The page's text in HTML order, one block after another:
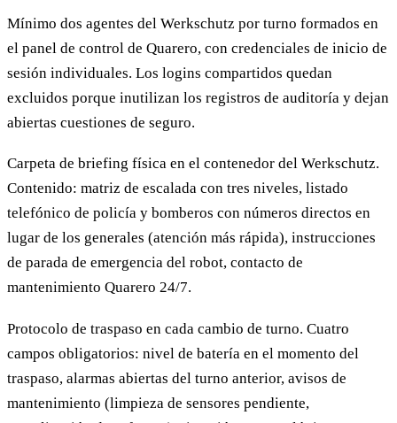
Mínimo dos agentes del Werkschutz por turno formados en
el panel de control de Quarero, con credenciales de inicio de
sesión individuales. Los logins compartidos quedan
excluidos porque inutilizan los registros de auditoría y dejan
abiertas cuestiones de seguro.
Carpeta de briefing física en el contenedor del Werkschutz.
Contenido: matriz de escalada con tres niveles, listado
telefónico de policía y bomberos con números directos en
lugar de los generales (atención más rápida), instrucciones
de parada de emergencia del robot, contacto de
mantenimiento Quarero 24/7.
Protocolo de traspaso en cada cambio de turno. Cuatro
campos obligatorios: nivel de batería en el momento del
traspaso, alarmas abiertas del turno anterior, avisos de
mantenimiento (limpieza de sensores pendiente,